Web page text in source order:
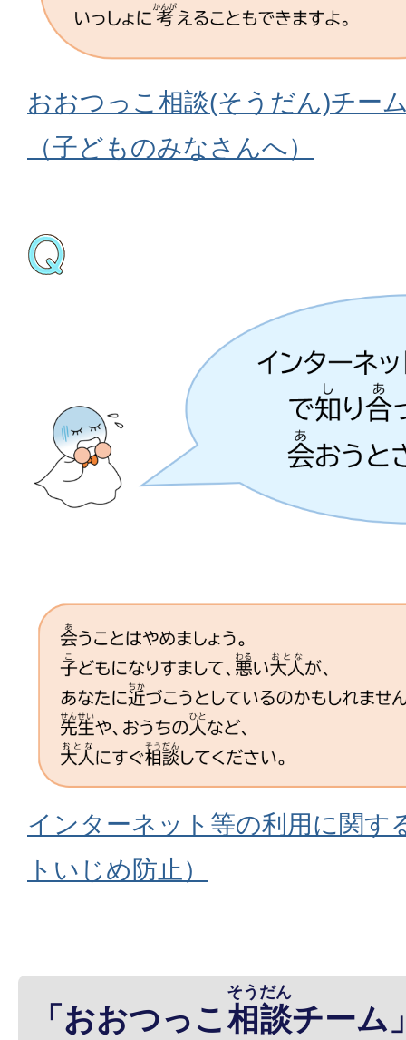
おおつっこ相談(そうだん)チー
（子どものみなさんへ）
インターネット等の利用に関す
トいじめ防止）
「おおつっこ相談
そうだん
チーム